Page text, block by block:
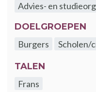
Advies- en
DOELGROEPEN
Burgers
Scholen/
TALEN
Frans